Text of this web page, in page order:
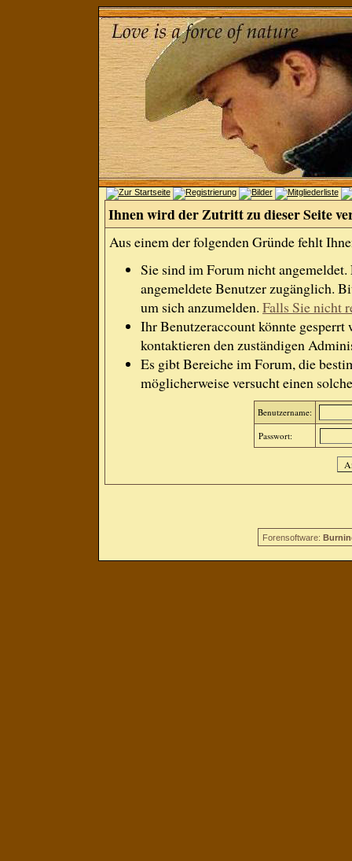
Ihnen wird der Zutritt zu dieser Seite
Aus einem der folgenden Gründe fehlt
Sie sind im Forum nicht
angemeldete Benutzer zugänglich.
um sich anzumelden. Falls Sie nicht
Ihr Benutzeraccount könnte gesperrt
kontaktieren den zuständigen
Es gibt Bereiche im Forum, die
möglicherweise versucht einen
Benutzername:
Passwort:
Forensoftware: